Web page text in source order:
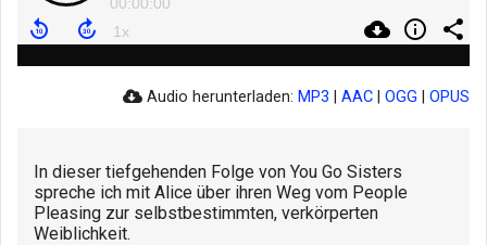
Audio herunterladen: MP3 AAC OGG OPUS
In dieser tiefgehenden Folge von You Go Sisters
spreche ich mit Alice über ihren Weg vom People
Pleasing zur selbstbestimmten, verkörperten
Weiblichkeit.